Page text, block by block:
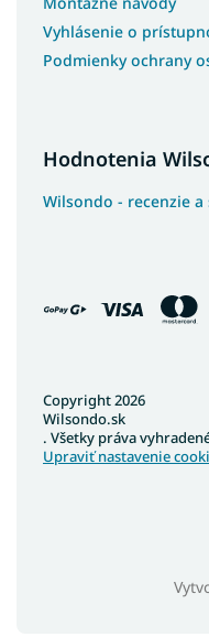
Vyhlásenie o
Podmienky ochrany
Hodnotenia
Wilsondo - recenzie
Copyright 2026
Wilsondo.sk
. Všetky práva
Upraviť nastavenie